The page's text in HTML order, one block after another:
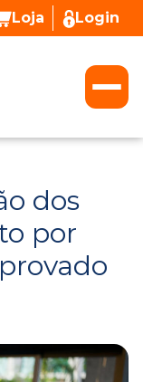
Loja Login
dos
por